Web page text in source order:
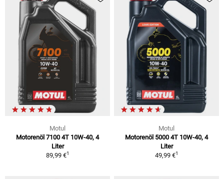
Motul
Motorenöl 7100 4T 10W-40, 4
Liter
89,99 €1
Motul
Motorenöl 5000 4T 10W-40, 4
Liter
49,99 €1